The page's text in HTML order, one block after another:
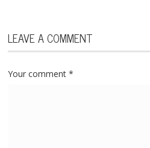
LEAVE A COMMENT
Your comment*